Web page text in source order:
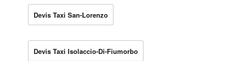
Devis Taxi San-Lorenzo
Devis Taxi Isolaccio-Di-Fiumorbo